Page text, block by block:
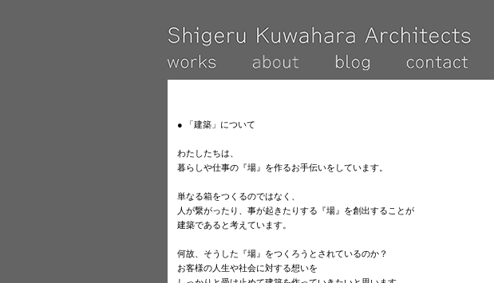
● 「建築」について
わたしたちは、
暮らしや仕事の『場』を作るお手伝いをしています。
単なる箱をつくるのではなく、
人が繋がったり、事が起きたりする『場』 を創出することが
建築であると考えています。
何故、そうした『場』をつくろうとされているのか？
お客様の人生や社会に対する想いを